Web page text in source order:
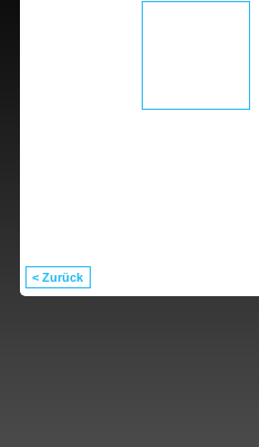
< Zurück